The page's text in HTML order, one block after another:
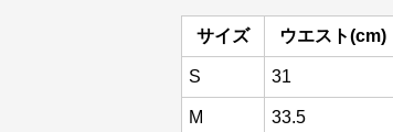
サイズ ウエスト(cm)
S 31
M 33.5